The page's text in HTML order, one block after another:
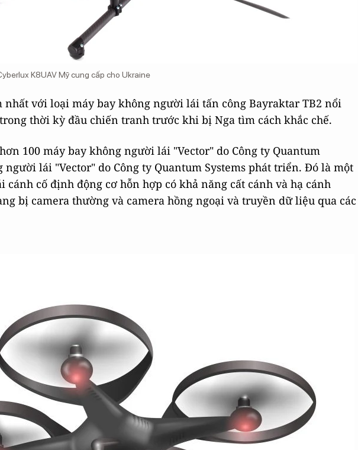
K8UAV Mỹ cung cấp cho Ukraine
nhất với loại máy bay không người lái tấn công Bayraktar TB2 nổi
thời kỳ đầu chiến tranh trước khi bị Nga tìm cách khắc chế.
100 máy bay không người lái "Vector" do Công ty Quantum
người lái "Vector" do Công ty Quantum Systems phát triển. Đó là một
cố định động cơ hỗn hợp có khả năng cất cánh và hạ cánh
bị camera thường và camera hồng ngoại và truyền dữ liệu qua các